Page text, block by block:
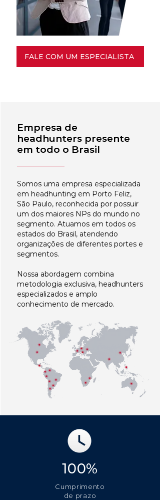
FALE COM UM ESPECIALISTA
Empresa de
headhunters presente
em todo o Brasil
Somos uma empresa especializada
em headhunting em Porto Feliz,
São Paulo, reconhecida por possuir
um dos maiores NPs do mundo no
segmento. Atuamos em todos os
estados do Brasil, atendendo
organizações de diferentes portes e
segmentos.
Nossa abordagem combina
metodologia exclusiva, headhunters
especializados e amplo
conhecimento de mercado.
100%
Cumprimento
de prazo